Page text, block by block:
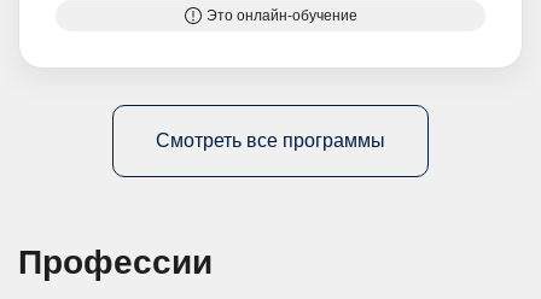
Это онлайн-обучение
Смотреть все программы
Профессии